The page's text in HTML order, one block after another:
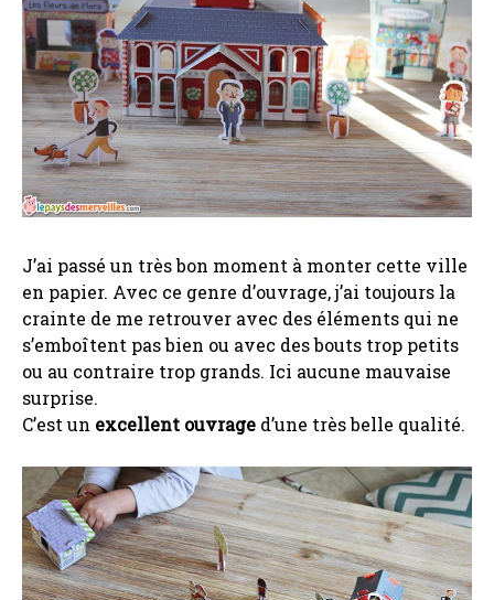
J’ai passé un très bon moment à monter cette ville
en papier. Avec ce genre d’ouvrage, j’ai toujours la
crainte de me retrouver avec des éléments qui ne
s’emboîtent pas bien ou avec des bouts trop petits
ou au contraire trop grands. Ici aucune mauvaise
surprise.
C’est un excellent ouvrage d’une très belle qualité.